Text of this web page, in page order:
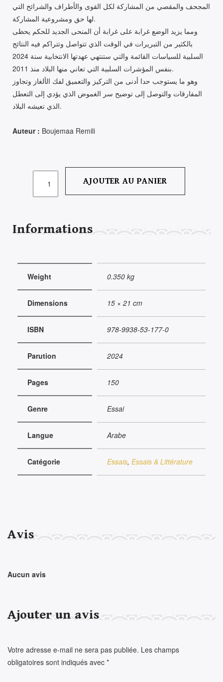
المجحف والمقصي من المشاركة لكل القوى والأطراف والشرائح التي
لها حق ومشروعية المشاركة.
ومما يزيد الوضع غرابة على غرابة أن المنحى الجديد للحكم يحظى
بالكثير من التبريرات في الوقت الذي تتواصل وتتراكم فيه النتائج
السلبية للسياسات القائمة والتي ستنتهي عهدتها الانتخابية سنة 2024
بنفس المؤشرات السلبية التي تعاني منها البلاد منذ 2011.
وهو ما يستوجب حدا أدنى من التركيز والتعميق لفك الألغاز وتجاوز
المفارقات والتوصل إلى توضيح سر الغموض الذي يؤدي إلى التعطل
الذي تعيشه البلاد.
Auteur : Boujemaa Remili
AJOUTER AU PANIER
Informations
Weight 0.350 kg
Dimensions 15 × 21 cm
ISBN 978-9938-53-177-0
Parution 2024
Pages 150
Genre Essai
Langue Arabe
Catégorie Essais, Essais & Littérature
Avis
Aucun avis
Ajouter un avis
Votre adresse e-mail ne sera pas publiée. Les champs
obligatoires sont indiqués avec *